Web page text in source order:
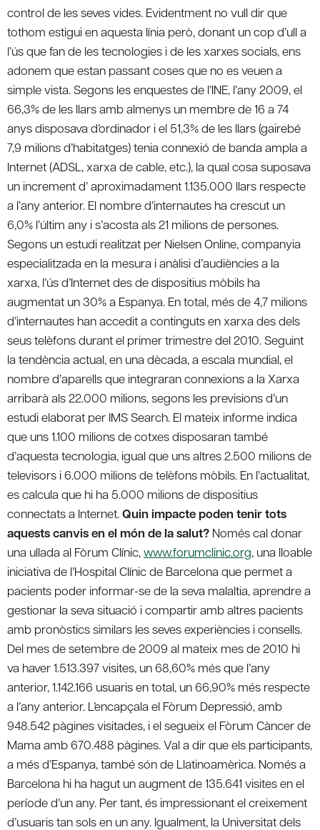
control de les seves vides. Evidentment no vull dir que
tothom estigui en aquesta línia però, donant un cop d’ull a
l’ús que fan de les tecnologies i de les xarxes socials, ens
adonem que estan passant coses que no es veuen a
simple vista. Segons les enquestes de l’INE, l’any 2009, el
66,3% de les llars amb almenys un membre de 16 a 74
anys disposava d’ordinador i el 51,3% de les llars (gairebé
7,9 milions d’habitatges) tenia connexió de banda ampla a
Internet (ADSL, xarxa de cable, etc.), la qual cosa suposava
un increment d’ aproximadament 1.135.000 llars respecte
a l’any anterior. El nombre d’internautes ha crescut un
6,0% l’últim any i s’acosta als 21 milions de persones.
Segons un estudi realitzat per Nielsen Online, companyia
especialitzada en la mesura i anàlisi d’audiències a la
xarxa, l’ús d’Internet des de dispositius mòbils ha
augmentat un 30% a Espanya. En total, més de 4,7 milions
d’internautes han accedit a continguts en xarxa des dels
seus telèfons durant el primer trimestre del 2010. Seguint
la tendència actual, en una dècada, a escala mundial, el
nombre d’aparells que integraran connexions a la Xarxa
arribarà als 22.000 milions, segons les previsions d’un
estudi elaborat per IMS Search. El mateix informe indica
que uns 1.100 milions de cotxes disposaran també
d’aquesta tecnologia, igual que uns altres 2.500 milions de
televisors i 6.000 milions de telèfons mòbils. En l’actualitat,
es calcula que hi ha 5.000 milions de dispositius
connectats a Internet.Quin impacte poden tenir tots
aquests canvis en el món de la salut? Només cal donar
una ullada al Fòrum Clínic,www.forumclinic.org, una lloable
iniciativa de l’Hospital Clínic de Barcelona que permet a
pacients poder informar-se de la seva malaltia, aprendre a
gestionar la seva situació i compartir amb altres pacients
amb pronòstics similars les seves experiències i consells.
Del mes de setembre de 2009 al mateix mes de 2010 hi
va haver 1.513.397 visites, un 68,60% més que l’any
anterior, 1.142.166 usuaris en total, un 66,90% més respecte
a l’any anterior. L’encapçala el Fòrum Depressió, amb
948.542 pàgines visitades, i el segueix el Fòrum Càncer de
Mama amb 670.488 pàgines. Val a dir que els participants,
a més d’Espanya, també són de Llatinoamèrica. Només a
Barcelona hi ha hagut un augment de 135.641 visites en el
període d’un any. Per tant, és impressionant el creixement
d’usuaris tan sols en un any. Igualment, la Universitat dels